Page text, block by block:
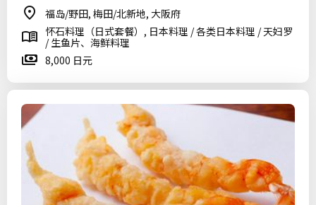
福岛/野田, 梅田/北新地, 大阪府
怀石料理（日式套餐）, 日本料理 / 各类日本料理 / 天妇罗
/ 生鱼片、海鲜料理
8,000 日元